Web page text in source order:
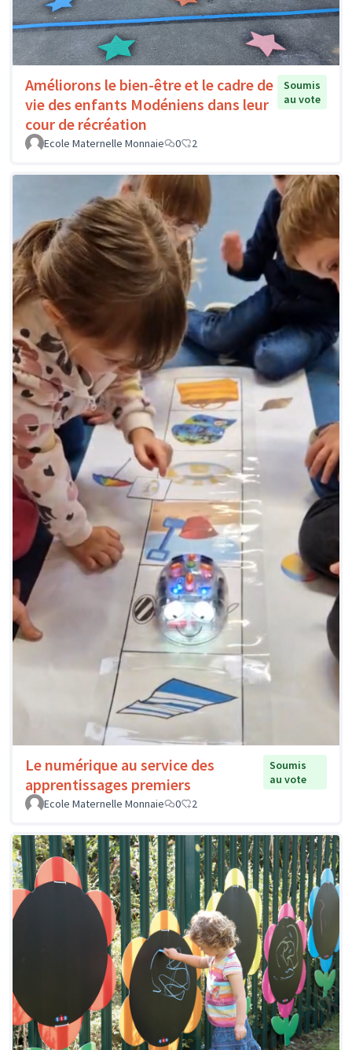
Améliorons le bien-être et le cadre de
vie des enfants Modéniens dans leur
cour de récréation
Soumis
au vote
Ecole Maternelle Monnaie 0 2
Le numérique au service des
apprentissages premiers
Soumis
au vote
Ecole Maternelle Monnaie
0 2